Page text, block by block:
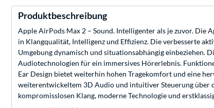
Produktbeschreibung
Apple AirPods Max 2 – Sound. Intelligenter als je zuvor. Die
in Klangqualität, Intelligenz und Effizienz. Die verbesserte
Umgebung dynamisch und situationsabhängig
Audiotechnologien für ein immersives Hörerlebnis.
Ear Design bietet weiterhin hohen Tragekomfort und eine
weiterentwickeltem 3D Audio und intuitiver Steuerung über
kompromisslosen Klang, moderne Technologie und